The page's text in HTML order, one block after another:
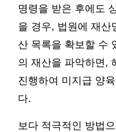
명령을 받은 후에도
을 경우, 법원에 재산
산 목록을 확보할 수
의 재산을 파악하면,
진행하여 미지급 양
다.
보다 적극적인 방법